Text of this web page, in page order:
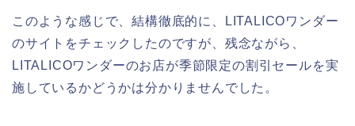
このような感じで、結構徹底的に、LITALICOワンダー
のサイトをチェックしたのですが、残念ながら、
LITALICOワンダーのお店が季節限定の割引セールを実
施しているかどうかは分かりませんでした。